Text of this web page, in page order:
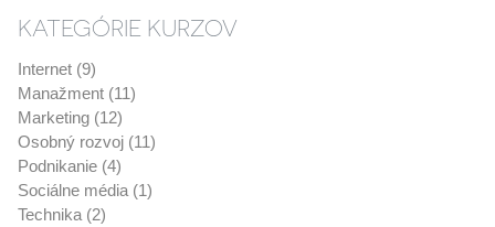
KATEGÓRIE KURZOV
Internet (9)
Manažment (11)
Marketing (12)
Osobný rozvoj (11)
Podnikanie (4)
Sociálne média (1)
Technika (2)